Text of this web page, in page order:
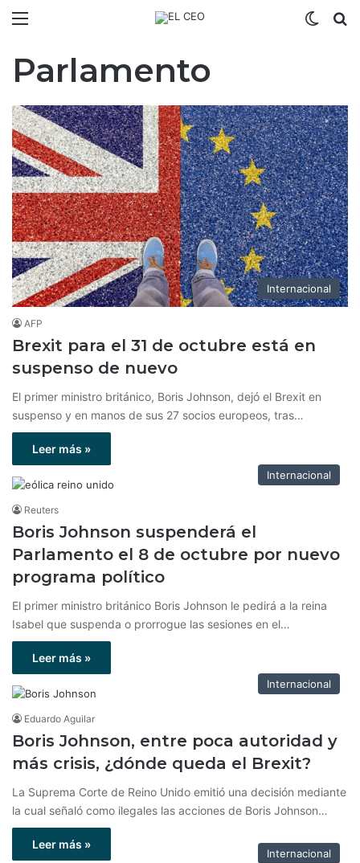
Parlamento
Internacional
AFP
Brexit para el 31 de octubre está en
suspenso de nuevo
El primer ministro británico, Boris Johnson, dejó el Brexit en
suspenso y en manos de sus 27 socios europeos, tras…
Leer más »
Internacional
Reuters
Boris Johnson suspenderá el
Parlamento el 8 de octubre por nuevo
programa político
El primer ministro británico Boris Johnson le pedirá a la reina
Isabel que suspenda o prorrogue las sesiones en el…
Leer más »
Internacional
Eduardo Aguilar
Boris Johnson, entre poca autoridad y
más crisis, ¿dónde queda el Brexit?
La Suprema Corte de Reino Unido emitió una decisión mediante
la cual señaló como ilegales las acciones de Boris Johnson…
Leer más »
Internacional